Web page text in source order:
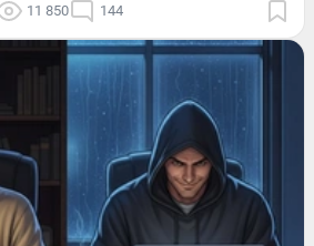
11 850 144